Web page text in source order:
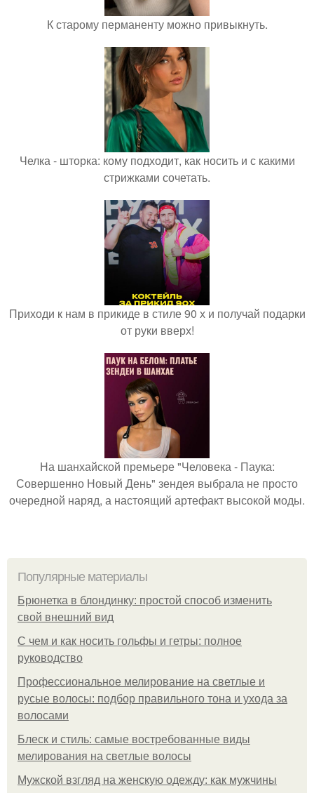
К старому перманенту можно привыкнуть.
Челка - шторка: кому подходит, как носить и с какими
стрижками сочетать.
Приходи к нам в прикиде в стиле 90 х и получай подарки
от руки вверх!
На шанхайской премьере "Человека - Паука:
Совершенно Новый День" зендея выбрала не просто
очередной наряд, а настоящий артефакт высокой моды.
Популярные материалы
Брюнетка в блондинку: простой способ изменить
свой внешний вид
С чем и как носить гольфы и гетры: полное
руководство
Профессиональное мелирование на светлые и
русые волосы: подбор правильного тона и ухода за
волосами
Блеск и стиль: самые востребованные виды
мелирования на светлые волосы
Мужской взгляд на женскую одежду: как мужчины